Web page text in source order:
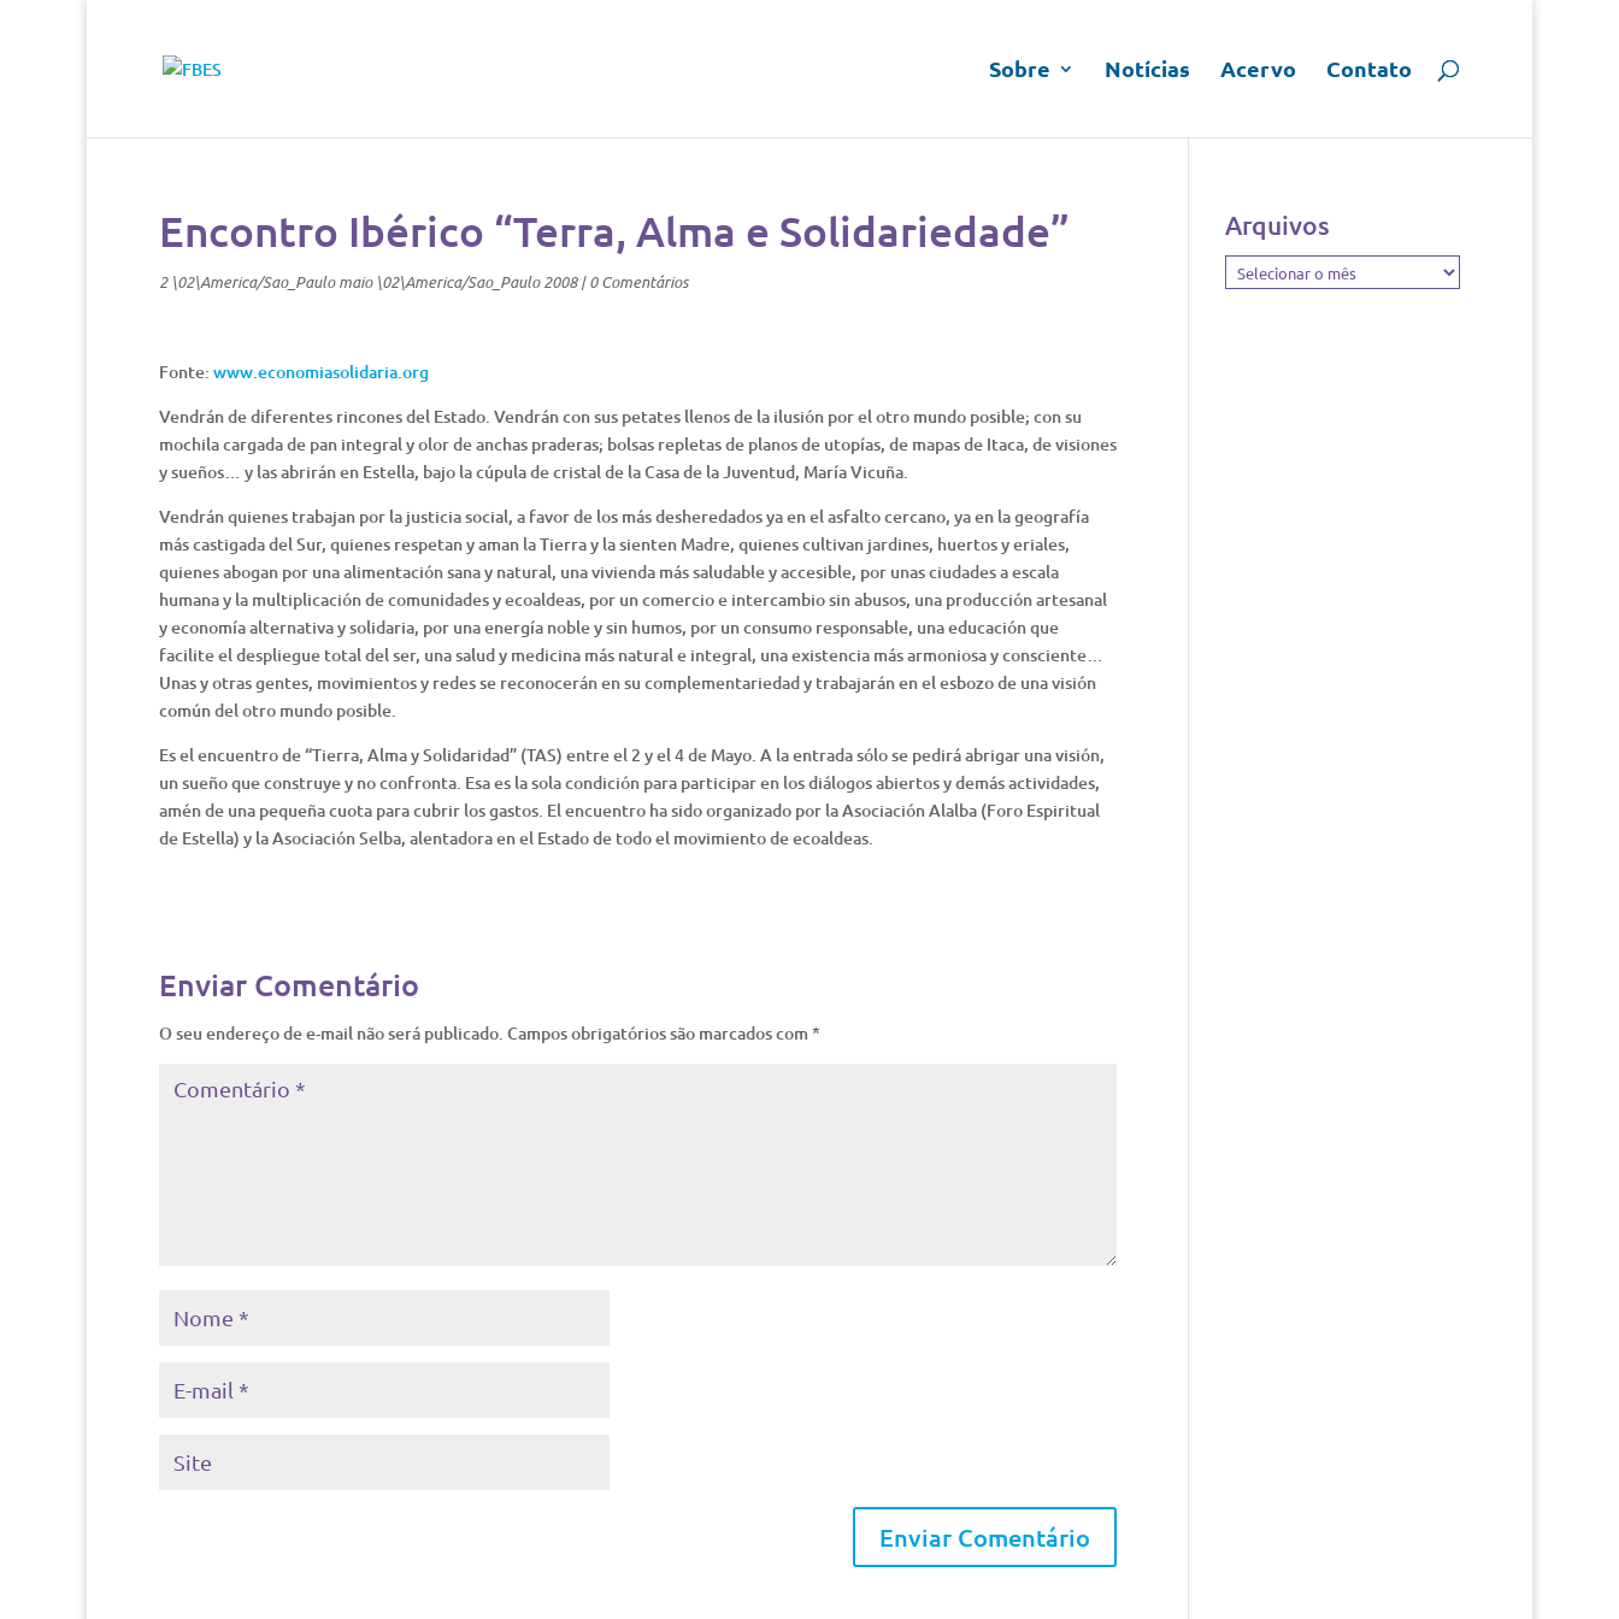
Sobre Notícias Acervo Contato
Encontro Ibérico “Terra, Alma e Solidariedade”
2 \02\America/Sao_Paulo maio \02\America/Sao_Paulo 2008|0 Comentários
Fonte: www.economiasolidaria.org
Vendrán de diferentes rincones del Estado. Vendrán con sus petates llenos de la ilusión por el otro mundo posible; con su
mochila cargada de pan integral y olor de anchas praderas; bolsas repletas de planos de utopías, de mapas de Itaca, de visiones
y sueños… y las abrirán en Estella, bajo la cúpula de cristal de la Casa de la Juventud, María Vicuña.
Vendrán quienes trabajan por la justicia social, a favor de los más desheredados ya en el asfalto cercano, ya en la geografía
más castigada del Sur, quienes respetan y aman la Tierra y la sienten Madre, quienes cultivan jardines, huertos y eriales,
quienes abogan por una alimentación sana y natural, una vivienda más saludable y accesible, por unas ciudades a escala
humana y la multiplicación de comunidades y ecoaldeas, por un comercio e intercambio sin abusos, una producción artesanal
y economía alternativa y solidaria, por una energía noble y sin humos, por un consumo responsable, una educación que
facilite el despliegue total del ser, una salud y medicina más natural e integral, una existencia más armoniosa y consciente…
Unas y otras gentes, movimientos y redes se reconocerán en su complementariedad y trabajarán en el esbozo de una visión
común del otro mundo posible.
Es el encuentro de “Tierra, Alma y Solidaridad” (TAS) entre el 2 y el 4 de Mayo. A la entrada sólo se pedirá abrigar una visión,
un sueño que construye y no confronta. Esa es la sola condición para participar en los diálogos abiertos y demás actividades,
amén de una pequeña cuota para cubrir los gastos. El encuentro ha sido organizado por la Asociación Alalba (Foro Espiritual
de Estella) y la Asociación Selba, alentadora en el Estado de todo el movimiento de ecoaldeas.
Enviar Comentário
O seu endereço de e-mail não será publicado. Campos obrigatórios são marcados com *
Arquivos
Arquivos